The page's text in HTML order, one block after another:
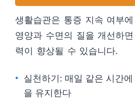
생활습관은 통증 지속 여부
영양과 수면의 질을 개선하
력이 향상될 수 있습니다.
실천하기: 매일 같은 시간
을 유지한다